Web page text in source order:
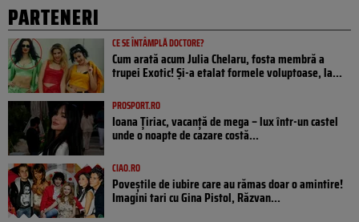
PARTENERI
CE SE ÎNTÂMPLĂ DOCTORE?
Cum arată acum Julia Chelaru, fosta membră a
trupei Exotic! Și-a etalat formele voluptoase, la...
PROSPORT.RO
Ioana Țiriac, vacanță de mega – lux într-un castel
unde o noapte de cazare costă...
CIAO.RO
Poveştile de iubire care au rămas doar o amintire!
Imagini tari cu Gina Pistol, Răzvan...